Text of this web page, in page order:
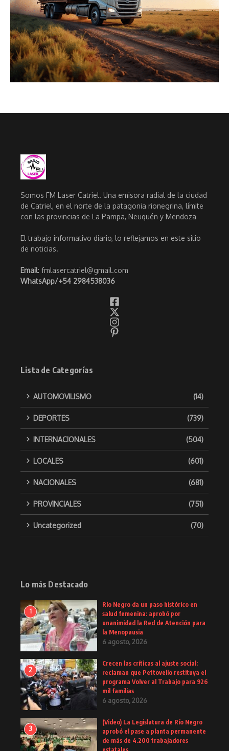
Somos FM Laser Catriel. Una emisora radial de la ciudad
de Catriel, en el norte de la patagonia rionegrina, límite
con las provincias de La Pampa, Neuquén y Mendoza
El trabajo informativo diario, lo reflejamos en este sitio
de noticias.
Email: fmlasercatriel@gmail.com
WhatsApp/+54 2984538036
Lista de Categorías
AUTOMOVILISMO (14)
DEPORTES (739)
INTERNACIONALES (504)
LOCALES (601)
NACIONALES (681)
PROVINCIALES (751)
Uncategorized (70)
Lo más Destacado
1
Río Negro da un paso histórico en
salud femenina: aprobó por
unanimidad la Red de Atención para
la Menopausia
6 agosto, 2026
2
Crecen las críticas al ajuste social:
reclaman que Pettovello restituya el
programa Volver al Trabajo para 926
mil familias
6 agosto, 2026
3
(Video) La Legislatura de Río Negro
aprobó el pase a planta permanente
de más de 4.200 trabajadores